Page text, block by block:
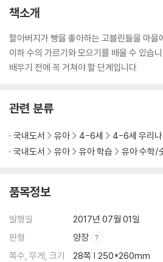
책소개
할아버지가 빵을 좋아하는 고블린들을 마
이하 수의 가르기와 모으기를 배울 수 있습
배우기 전에 꼭 거쳐야 할 단계입니다.
관련 분류
국내도서 유아 4-6세
4-6세 우리나
국내도서
유아 유아 학습 유아 수학/
품목정보
발행일
2017년 07월 01일
판형
양장
쪽수, 무게, 크기
28쪽 | 250*260mm